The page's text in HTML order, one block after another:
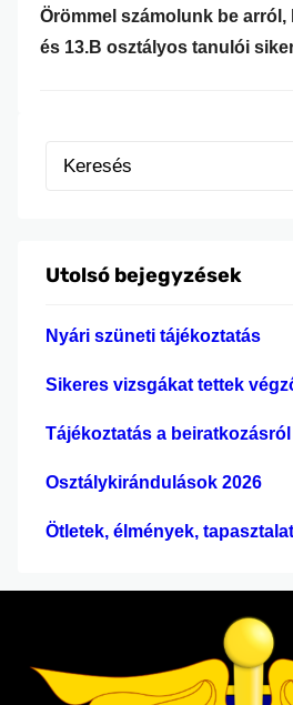
Örömmel számolunk be
és 13.B osztályos tanulói
rendszer- és alkalmazás-
valamint a pénzügyi-
szorgalmára és elért
sikert kívánunk nekik a…
s
Utolsó bejegyzések
Nyári szüneti tájékoztatás
Sikeres vizsgákat tettek
Tájékoztatás a beiratkozásról
Osztálykirándulások 2026
Ötletek, élmények,